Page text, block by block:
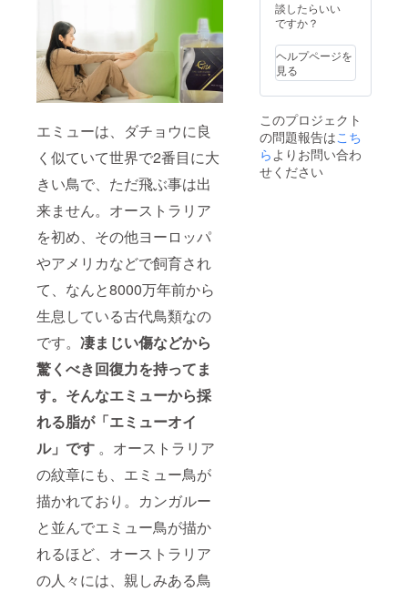
エミューは、ダチョウに良
く似ていて世界で2番目に大
きい鳥で、ただ飛ぶ事は出
来ません。オーストラリア
を初め、その他ヨーロッパ
やアメリカなどで飼育され
て、なんと8000万年前から
生息している古代鳥類なの
です。 凄まじい傷などから
驚くべき回復力を持ってま
す。そんなエミューから採
れる脂が「エミューオイ
ル」です 。オーストラリア
の紋章にも、エミュー鳥が
描かれており。カンガルー
と並んでエミュー鳥が描か
れるほど、オーストラリア
の人々には、親しみある鳥
談したらいい
ですか？
ヘルプページを
見る
このプロジェクト
の問題報告はこち
らよりお問い合わ
せください